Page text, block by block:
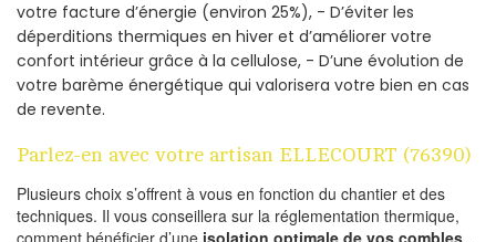
votre facture d’énergie (environ 25%), - D’éviter les
déperditions thermiques en hiver et d’améliorer votre
confort intérieur grâce à la cellulose, - D’une évolution de
votre barème énergétique qui valorisera votre bien en cas
de revente.
Parlez-en avec votre artisan ELLECOURT (76390)
Plusieurs choix s’offrent à vous en fonction du chantier et des
techniques. Il vous conseillera sur la réglementation thermique,